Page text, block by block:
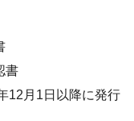
書
12月1日以降に発行